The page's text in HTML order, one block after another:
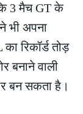
3 मैच GT के
भी अपना
रिकॉर्ड तोड़
बनाने वाली
बन सकता है।